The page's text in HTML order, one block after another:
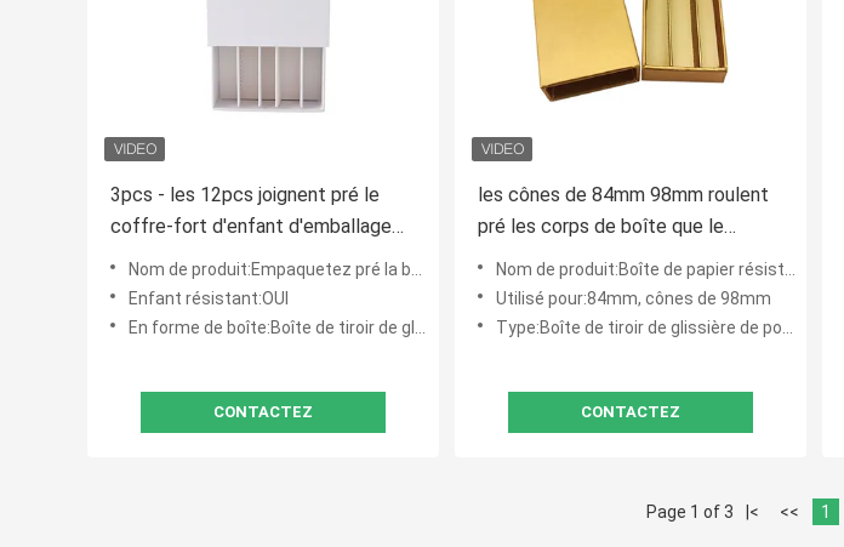
3pcs - les 12pcs joignent pré le
coffre-fort d'enfant d'emballage
de boîte de petit pain
Nom de produit:Empaquetez pré la boîte de petit pain
Enfant résistant:OUI
En forme de boîte:Boîte de tiroir de glissière
CONTACTEZ
les cônes de 84mm 98mm roulent
pré les corps de boîte que le
carton roulent pré l'enfant de boîte
résistant
Nom de produit:Boîte de papier résistante d'enfant
Utilisé pour:84mm, cônes de 98mm
Type:Boîte de tiroir de glissière de poussée
CONTACTEZ
Page 1 of 3 |< << 1